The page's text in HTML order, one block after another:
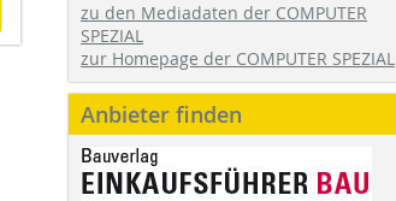
zu den Mediadaten der COMPUTER
SPEZIAL
zur Homepage der COMPUTER SPEZIAL
Anbieter finden